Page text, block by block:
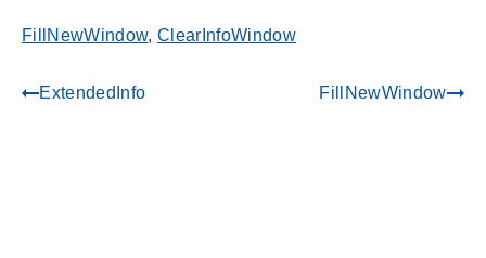
FillNewWindow, ClearInfoWindow
gdoc_arrow_left_altExtendedInfo FillNewWindowgdoc_arrow_right_alt